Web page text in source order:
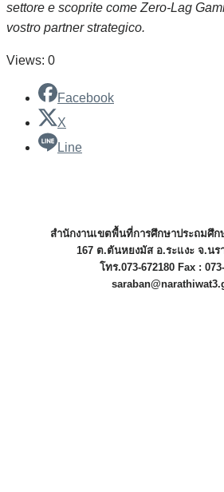
settore e scoprite come Zero‑Lag
vostro partner strategico.
Views: 0
Facebook
X
Line
สำนักงานเขตพื้นที่การศึกษาประถมศึก
167 ต.ตันหยงมัส อ.ระแงะ จ.นร
โทร.073-672180 Fax :